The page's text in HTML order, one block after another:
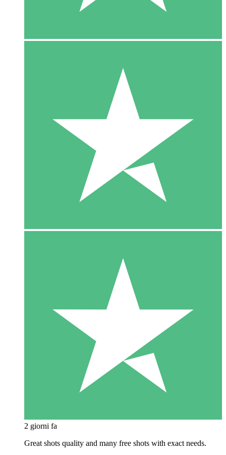
2 giorni fa
Great shots quality and many free shots with exact needs.